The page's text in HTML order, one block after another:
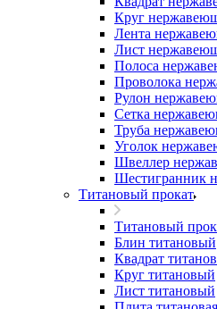
Круг
Лента
Лист
Полоса
Проволока
Рулон
Сетка
Труба
Уголок
Швеллер
Шестигранник
Титановый прокат
Титановый
Блин титановый
Квадрат
Круг титановый
Лист титановый